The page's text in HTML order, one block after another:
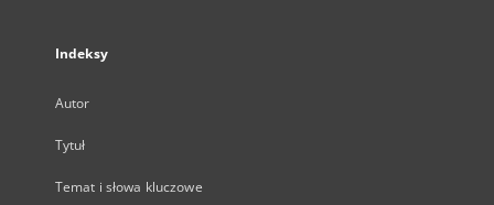
Indeksy
Autor
Tytuł
Temat i słowa kluczowe